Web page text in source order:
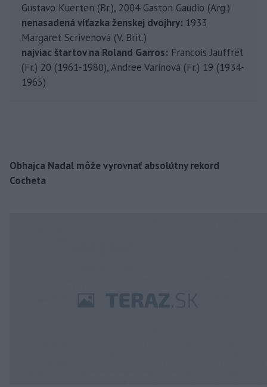
Gustavo Kuerten (Br.), 2004 Gaston Gaudio (Arg.)
nenasadená víťazka ženskej dvojhry: 1933
Margaret Scrivenová (V. Brit.)
najviac štartov na Roland Garros: Francois Jauffret
(Fr.) 20 (1961-1980), Andree Varinová (Fr.) 19 (1934-
1965)
Obhajca Nadal môže vyrovnať absolútny rekord
Cocheta